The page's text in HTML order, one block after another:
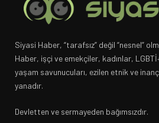
Siyasi Haber, “tarafsız” değil “nesnel”
Haber, işçi ve emekçiler, kadınlar,
yaşam savunucuları, ezilen etnik ve
yanadır.
Devletten ve sermayeden bağımsızdır.